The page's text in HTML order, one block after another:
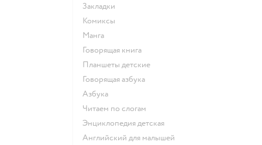
закладки
комиксы
манга
говорящая книга
Планшеты детские
говорящая азбука
азбука
читаем по слогам
энциклопедия детская
английский для малышей